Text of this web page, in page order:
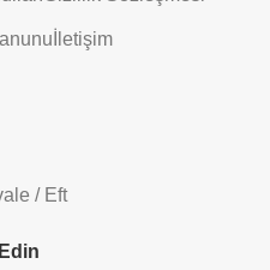
İletişim
/ Eft